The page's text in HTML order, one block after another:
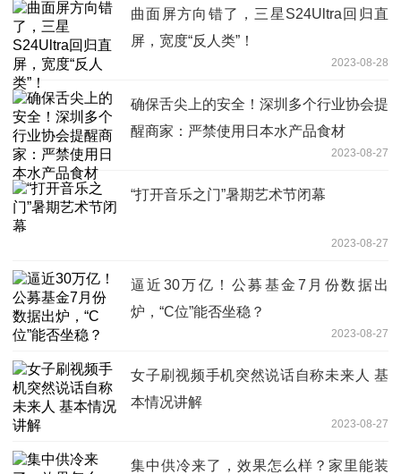
曲面屏方向错了，三星S24Ultra回归直
屏，宽度“反人类”！
2023-08-28
确保舌尖上的安全！深圳多个行业协会提
醒商家：严禁使用日本水产品食材
2023-08-27
“打开音乐之门”暑期艺术节闭幕
2023-08-27
逼近30万亿！公募基金7月份数据出
炉，“C位”能否坐稳？
2023-08-27
女子刷视频手机突然说话自称未来人 基
本情况讲解
2023-08-27
集中供冷来了，效果怎么样？家里能装